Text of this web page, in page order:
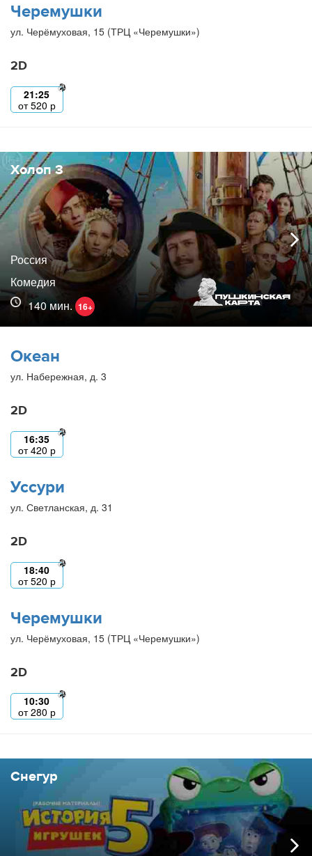
Черемушки
ул. Черёмуховая, 15 (ТРЦ «Черемушки»)
2D
21:25
от520 р
Холоп 3
Россия
Комедия
140 мин. 16+
Океан
ул. Набережная, д. 3
2D
16:35
от420 р
Уссури
ул. Светланская, д. 31
2D
18:40
от520 р
Черемушки
ул. Черёмуховая, 15 (ТРЦ «Черемушки»)
2D
10:30
от280 р
Снегур